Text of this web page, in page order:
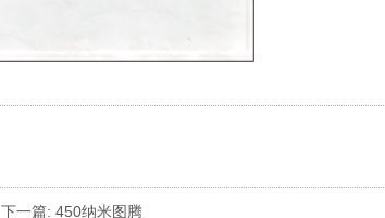
下一篇: 450纳米图腾